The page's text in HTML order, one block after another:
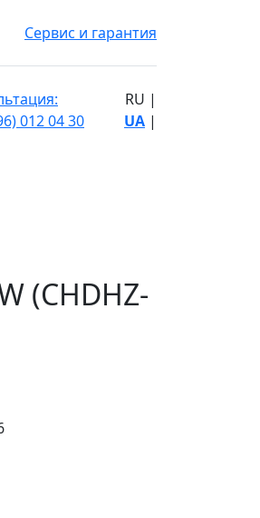
Сервис и гарантия
012 04 30
RU |
UA |
(CHDHZ-